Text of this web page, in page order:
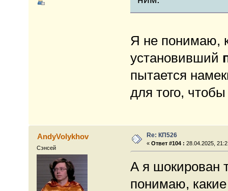
Я не понимаю,
установивший
пытается
для того,
AndyVolykhov
Сэнсей
Re: КП526
«Ответ #104 : 28.04.2025,
А я шокирован
понимаю, какие